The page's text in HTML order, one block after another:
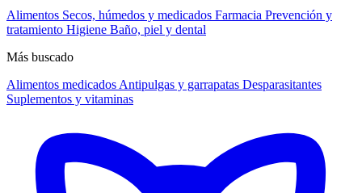
Alimentos Secos, húmedos y medicados Farmacia Prevención y
tratamiento Higiene Baño, piel y dental
Más buscado
Alimentos medicados Antipulgas y garrapatas Desparasitantes
Suplementos y vitaminas